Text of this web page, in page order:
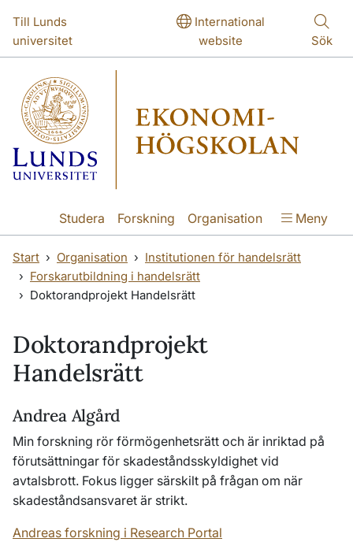
Till Lunds
universitet
International
website
Sök
Studera Forskning Organisation Meny
Start Organisation
Institutionen för handelsrätt
Forskarutbildning i handelsrätt
Doktorandprojekt Handelsrätt
Doktorandprojekt
Handelsrätt
Andrea Algård
Min forskning rör förmögenhetsrätt och är inriktad på
förutsättningar för skadeståndsskyldighet vid
avtalsbrott. Fokus ligger särskilt på frågan om när
skadeståndsansvaret är strikt.
Andreas forskning i Research Portal